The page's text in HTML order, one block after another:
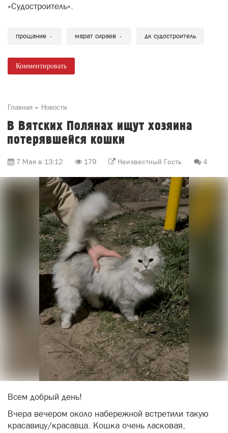
«Судостроитель».
прощание марат сираев дк судостроитель
Комментировать
Главная Новости
В Вятских Полянах ищут хозяина
потерявшейся кошки
7 Мая в 13:12 179 Неизвестный Гость 4
Всем добрый день!
Вчера вечером около набережной встретили такую
красавицу/красавца. Кошка очень ласковая,